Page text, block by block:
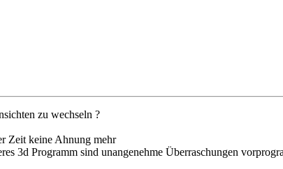
zu wechseln ?
Zeit keine Ahnung mehr
3d Programm sind unangenehme Überraschungen